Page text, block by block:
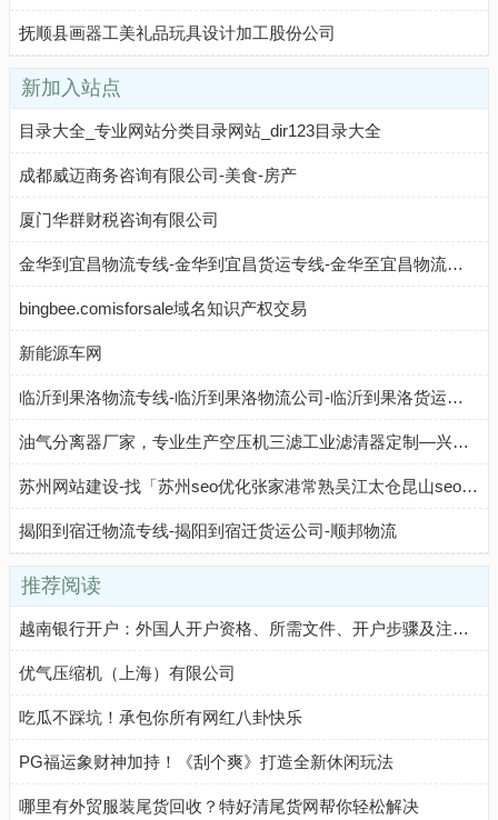
抚顺县画器工美礼品玩具设计加工股份公司
新加入站点
目录大全_专业网站分类目录网站_dir123目录大全
成都威迈商务咨询有限公司-美食-房产
厦门华群财税咨询有限公司
金华到宜昌物流专线-金华到宜昌货运专线-金华至宜昌物流公司-就发物流网
bingbee.comisforsale域名知识产权交易
新能源车网
临沂到果洛物流专线-临沂到果洛物流公司-临沂到果洛货运专线-临沂中赢物流
油气分离器厂家，专业生产空压机三滤工业滤清器定制—兴达滤清器有限公司
苏州网站建设-找「苏州seo优化张家港常熟吴江太仓昆山seo营销型网站建设」来苏州蓝戈链企科技公司
揭阳到宿迁物流专线-揭阳到宿迁货运公司-顺邦物流
推荐阅读
越南银行开户：外国人开户资格、所需文件、开户步骤及注意事项
优气压缩机（上海）有限公司
吃瓜不踩坑！承包你所有网红八卦快乐
PG福运象财神加持！《刮个爽》打造全新休闲玩法
哪里有外贸服装尾货回收？特好清尾货网帮你轻松解决